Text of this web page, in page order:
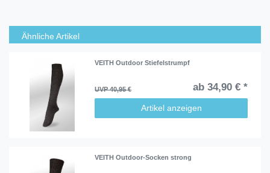
Ähnliche Artikel
VEITH Outdoor Stiefelstrumpf
UVP 40,95 € ab 34,90 € *
Artikel anzeigen
VEITH Outdoor-Socken strong